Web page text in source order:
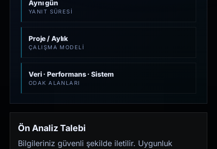
Aynı gün
YANIT SÜRESI
Proje / Aylık
ÇALIŞMA MODELI
Veri · Performans · Sistem
ODAK ALANLARI
Ön Analiz Talebi
Bilgileriniz güvenli şekilde iletilir. Uygunluk